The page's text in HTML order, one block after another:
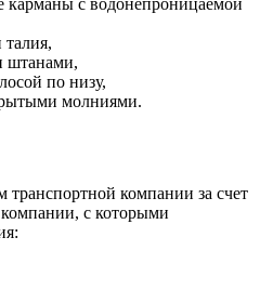
штанами,
по низу,
молниями.
транспортной компании за счет
с которыми